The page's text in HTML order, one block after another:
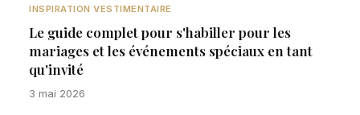
INSPIRATION VESTIMENTAIRE
Le guide complet pour s'habiller pour les
mariages et les événements spéciaux en tant
qu'invité
3 mai 2026